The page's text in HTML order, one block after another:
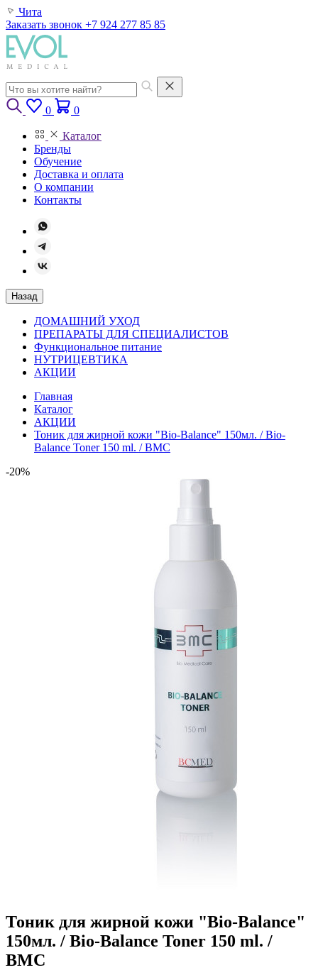
Чита
Заказать звонок +7 924 277 85 85
0 0
Каталог
Бренды
Обучение
Доставка и оплата
О компании
Контакты
Назад
ДОМАШНИЙ УХОД
ПРЕПАРАТЫ ДЛЯ СПЕЦИАЛИСТОВ
Функциональное питание
НУТРИЦЕВТИКА
АКЦИИ
Главная
Каталог
АКЦИИ
Тоник для жирной кожи "Bio-Balance" 150мл. / Bio-
Balance Toner 150 ml. / BMC
-20%
Тоник для жирной кожи "Bio-Balance"
150мл. / Bio-Balance Toner 150 ml. /
BMC